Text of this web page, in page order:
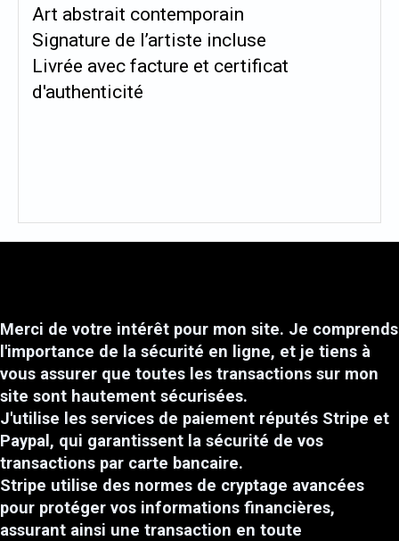
Art abstrait contemporain
Signature de l’artiste incluse
Livrée avec facture et certificat
d'authenticité
Merci de votre intérêt pour mon site. Je comprends
l'importance de la sécurité en ligne, et je tiens à
vous assurer que toutes les transactions sur mon
site sont hautement sécurisées.
J'utilise les services de paiement réputés Stripe et
Paypal, qui garantissent la sécurité de vos
transactions par carte bancaire.
Stripe utilise des normes de cryptage avancées
pour protéger vos informations financières,
assurant ainsi une transaction en toute